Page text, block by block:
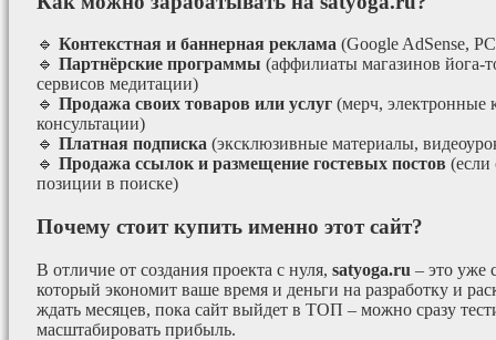
🔹 Контекстная и баннерная реклама (Google AdSense,
🔹 Партнёрские программы (аффилиаты магазинов йога-
сервисов медитации)
🔹 Продажа своих товаров или услуг (мерч, электронные
консультации)
🔹 Платная подписка (эксклюзивные материалы,
🔹 Продажа ссылок и размещение гостевых постов (если
позиции в поиске)
Почему стоит купить именно этот сайт?
В отличие от создания проекта с нуля, satyoga.ru – это уже
который экономит ваше время и деньги на разработку и
ждать месяцев, пока сайт выйдет в ТОП – можно сразу
масштабировать прибыль.